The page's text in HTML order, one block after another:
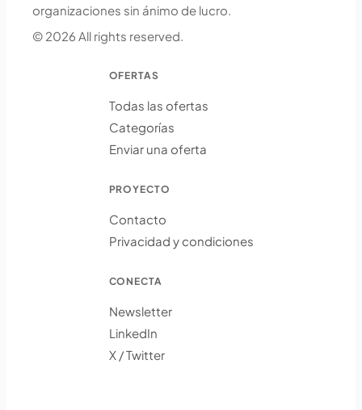
organizaciones sin ánimo de lucro.
© 2026 All rights reserved.
OFERTAS
Todas las ofertas
Categorías
Enviar una oferta
PROYECTO
Contacto
Privacidad y condiciones
CONECTA
Newsletter
LinkedIn
X / Twitter